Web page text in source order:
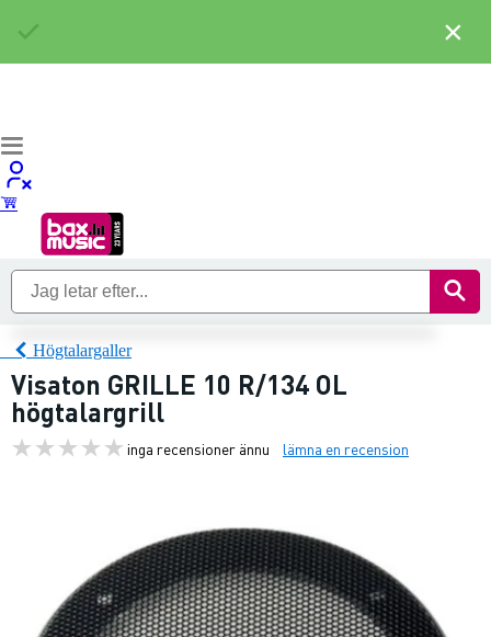
Högtalargaller
Visaton GRILLE 10 R/134 OL
högtalargrill
inga recensioner ännu lämna en recension
×